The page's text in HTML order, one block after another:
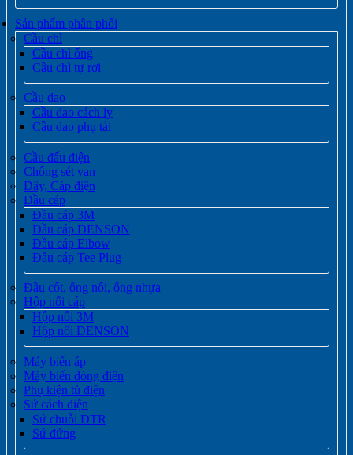
Sản phẩm phân phối
Cầu chì
Cầu chì ống
Cầu chì tự rơi
Cầu dao
Cầu dao cách ly
Cầu dao phụ tải
Cầu đấu điện
Chống sét van
Dây, Cáp điện
Đầu cáp
Đầu cáp 3M
Đầu cáp DENSON
Đầu cáp Elbow
Đầu cáp Tee Plug
Đầu cốt, ống nối, ống nhựa
Hộp nối cáp
Hộp nối 3M
Hộp nối DENSON
Máy biến áp
Máy biến dòng điện
Phụ kiện tủ điện
Sứ cách điện
Sứ chuỗi DTR
Sứ đứng